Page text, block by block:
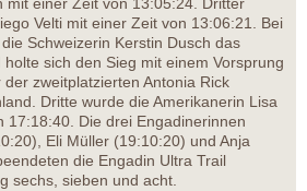
mit einer Zeit von 13:05:24. Dritter
Velti mit einer Zeit von 13:06:21. Bei
Schweizerin Kerstin Dusch das
sich den Sieg mit einem Vorsprung
zweitplatzierten Antonia Rick
Dritte wurde die Amerikanerin Lisa
17:18:40. Die drei Engadinerinnen
Eli Müller (19:10:20) und Anja
die Engadin Ultra Trail
sechs, sieben und acht.